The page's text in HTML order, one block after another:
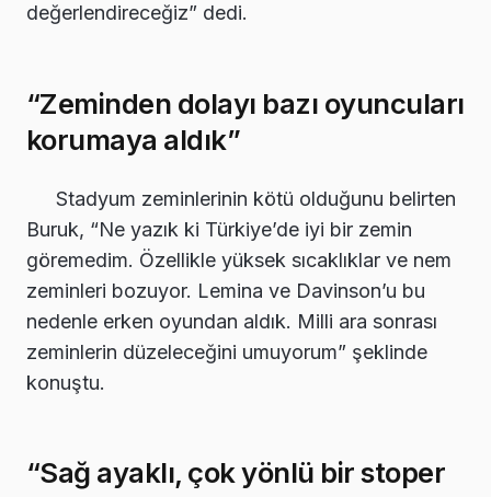
değerlendireceğiz” dedi.
“Zeminden dolayı bazı oyuncuları
korumaya aldık”
Stadyum zeminlerinin kötü olduğunu belirten
Buruk, “Ne yazık ki Türkiye’de iyi bir zemin
göremedim. Özellikle yüksek sıcaklıklar ve nem
zeminleri bozuyor. Lemina ve Davinson’u bu
nedenle erken oyundan aldık. Milli ara sonrası
zeminlerin düzeleceğini umuyorum” şeklinde
konuştu.
“Sağ ayaklı, çok yönlü bir stoper